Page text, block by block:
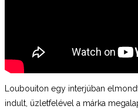
Loubouiton egy interjúban
indult, üzletfelével a márka